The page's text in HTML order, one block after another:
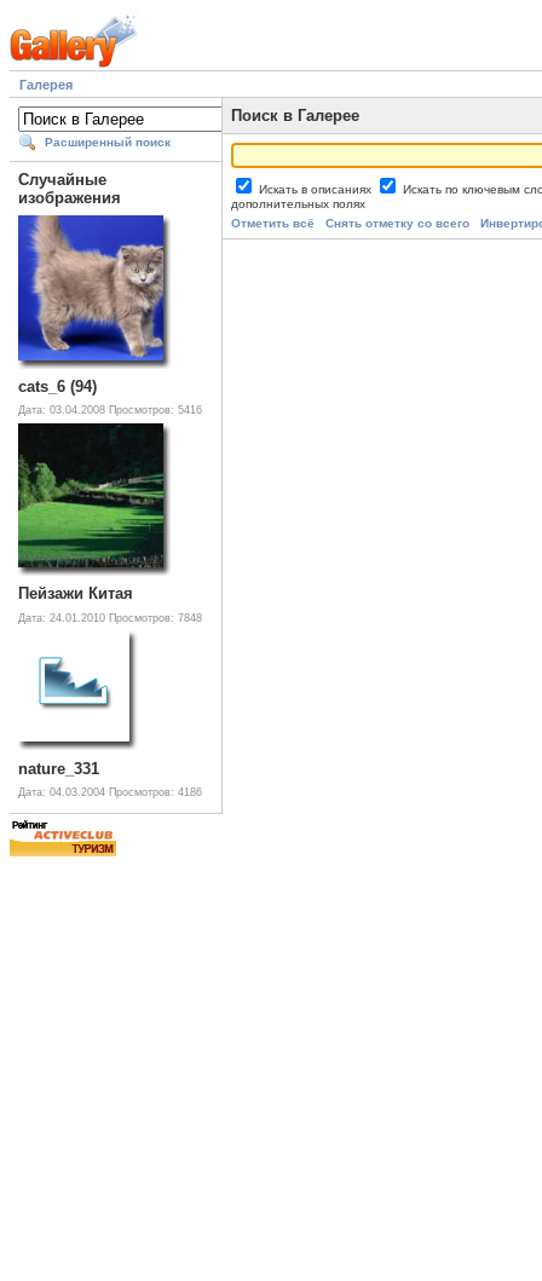
Галерея
Расширенный поиск
Случайные
изображения
cats_6 (94)
Дата: 03.04.2008 Просмотров: 5416
Пейзажи Китая
Дата: 24.01.2010 Просмотров: 7848
nature_331
Дата: 04.03.2004 Просмотров: 4186
Поиск в Галерее
Искать в описаниях
Искать по ключевым
дополнительных полях
Отметить всё
Снять отметку со всего